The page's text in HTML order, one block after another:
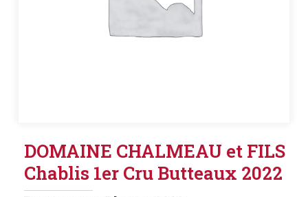
DOMAINE CHALMEAU et FILS
Chablis 1er Cru Butteaux 2022